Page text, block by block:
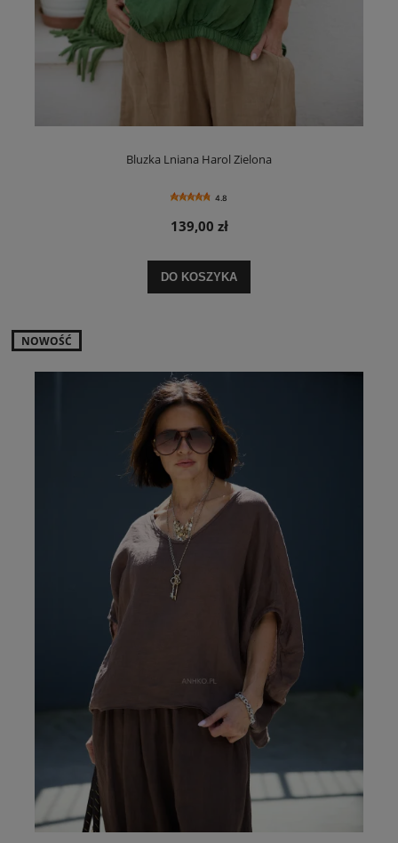
Bluzka Lniana Harol Zielona
4.8
139,00 zł
DO KOSZYKA
NOWOŚĆ